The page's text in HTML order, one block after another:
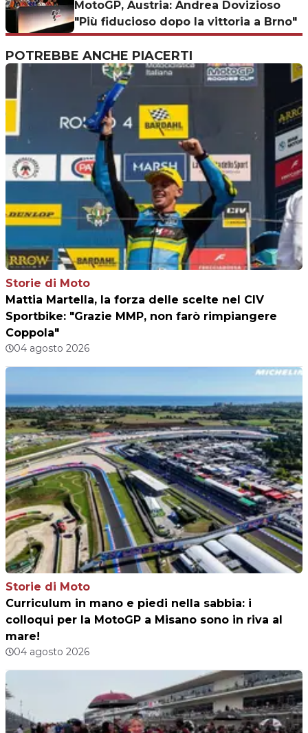
MotoGP, Austria: Andrea Dovizioso
"Più fiducioso dopo la vittoria a Brno"
POTREBBE ANCHE PIACERTI
Storie di Moto
Mattia Martella, la forza delle scelte nel CIV
Sportbike: "Grazie MMP, non farò rimpiangere
Coppola"
04 agosto 2026
Storie di Moto
Curriculum in mano e piedi nella sabbia: i
colloqui per la MotoGP a Misano sono in riva al
mare!
04 agosto 2026